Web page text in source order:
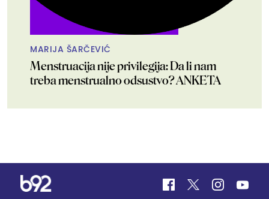
MARIJA ŠARČEVIĆ
Menstruacija nije privilegija: Da li nam
treba menstrualno odsustvo? ANKETA